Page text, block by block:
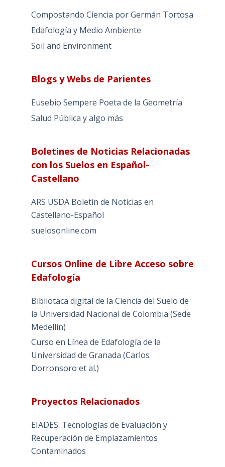
Compostando Ciencia por Germán Tortosa
Edafología y Medio Ambiente
Soil and Environment
Blogs y Webs de Parientes
Eusebio Sempere Poeta de la Geometría
Salud Pública y algo más
Boletines de Noticias Relacionadas
con los Suelos en Español-
Castellano
ARS USDA Boletín de Noticias en
Castellano-Español
suelosonline.com
Cursos Online de Libre Acceso sobre
Edafología
Bibliotaca digital de la Ciencia del Suelo de
la Universidad Nacional de Colombia (Sede
Medellín)
Curso en Línea de Edafología de la
Universidad de Granada (Carlos
Dorronsoro et al.)
Proyectos Relacionados
EIADES: Tecnologías de Evaluación y
Recuperación de Emplazamientos
Contaminados